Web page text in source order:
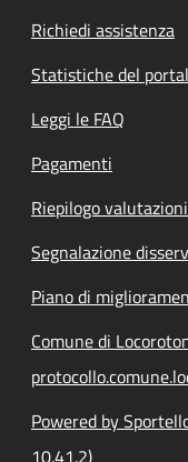
Richiedi assistenza
Statistiche del
Leggi le FAQ
Pagamenti
Riepilogo valutazioni
Segnalazione
Piano di
Comune di
Powered by
10.41.2)